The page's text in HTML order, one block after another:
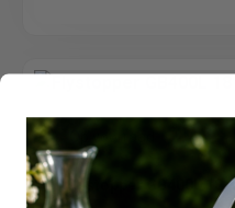
Op voorraad
Flystopper GB400L 18